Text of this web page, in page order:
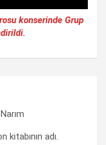
konserinde Grup
kitabının adı.